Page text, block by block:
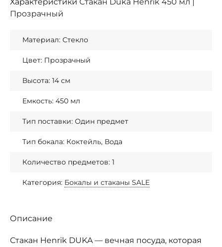
Прозрачный
Материал: Стекло
Цвет: Прозрачный
Высота: 14 см
Емкость: 450 мл
Тип поставки: Один предмет
Тип бокала: Коктейль, Вода
Количество предметов: 1
Категория: Бокалы и стаканы SALE
Описание
Стакан Henrik DUKA — вечная посуда, которая